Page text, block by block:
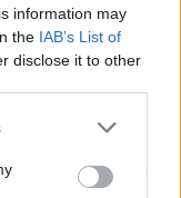
information may
the IAB’s List of
disclose it to other
cerebral
Artículo siguiente